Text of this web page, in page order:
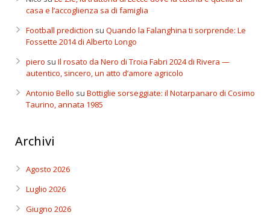
casa e l’accoglienza sa di famiglia
Football prediction su Quando la Falanghina ti sorprende: Le
Fossette 2014 di Alberto Longo
piero su Il rosato da Nero di Troia Fabri 2024 di Rivera —
autentico, sincero, un atto d’amore agricolo
Antonio Bello su Bottiglie sorseggiate: il Notarpanaro di Cosimo
Taurino, annata 1985
Archivi
Agosto 2026
Luglio 2026
Giugno 2026